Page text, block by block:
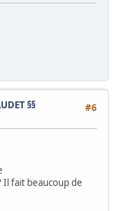
#6
§§
Il fait beaucoup de